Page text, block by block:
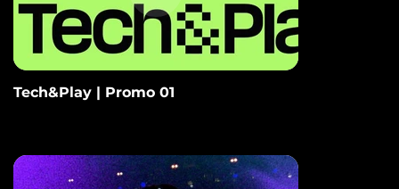
Tech&Play | Promo 01